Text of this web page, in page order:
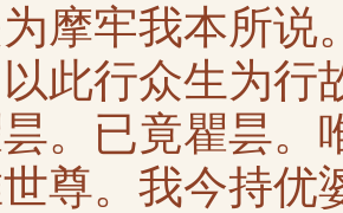
摩牢我本所说
此行众生为行
。已竟瞿昙。
尊。我今持优